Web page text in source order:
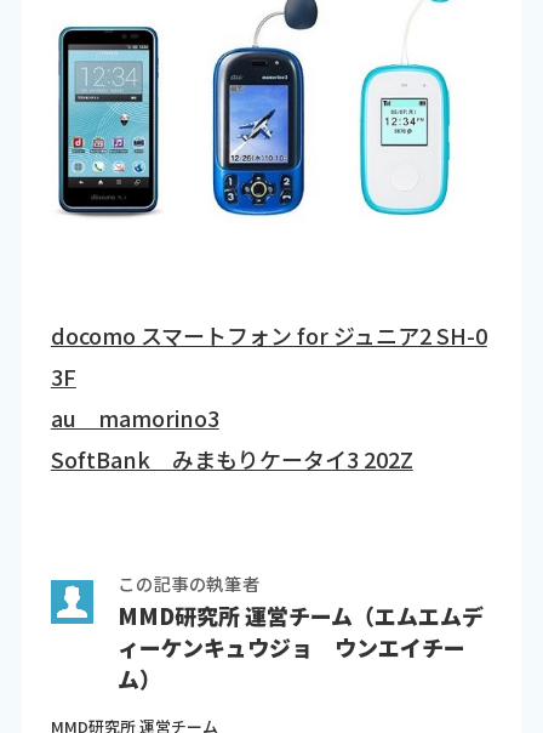
docomo スマートフォン for ジュニア2 SH-0
3F
au mamorino3
SoftBank みまもりケータイ3 202Z
この記事の執筆者
MMD研究所 運営チーム（エムエムデ
ィーケンキュウジョ ウンエイチー
ム）
MMD研究所 運営チーム